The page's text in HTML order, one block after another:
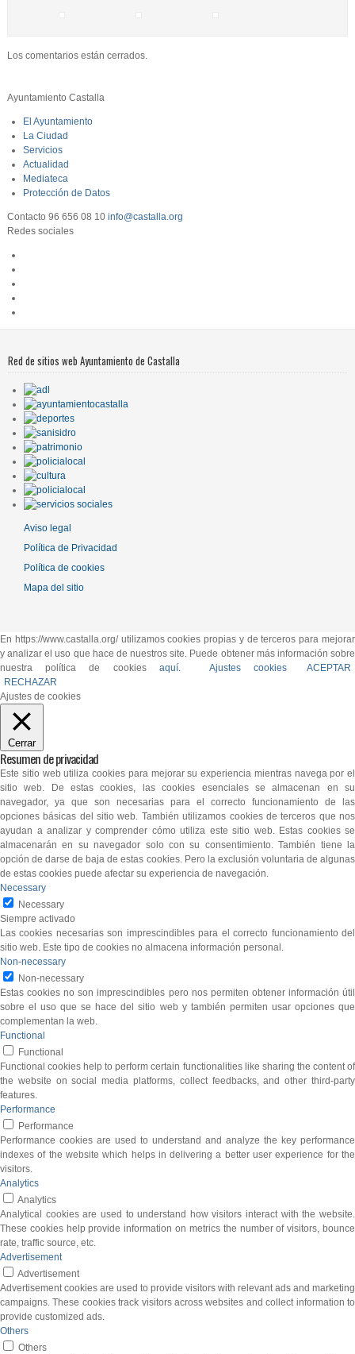
Los comentarios están cerrados.
Ayuntamiento Castalla
El Ayuntamiento
La Ciudad
Servicios
Actualidad
Mediateca
Protección de Datos
Contacto 96 656 08 10 info@castalla.org
Redes sociales
Red de sitios web Ayuntamiento de Castalla
Aviso legal
Política de Privacidad
Política de cookies
Mapa del sitio
En https://www.castalla.org/ utilizamos cookies propias y de terceros para mejorar
y analizar el uso que hace de nuestros site. Puede obtener más información sobre
nuestra política de cookies aquí. Ajustes cookies
ACEPTAR
RECHAZAR
Ajustes de cookies
Cerrar
Resumen de privacidad
Este sitio web utiliza cookies para mejorar su experiencia mientras navega por el
sitio web. De estas cookies, las cookies esenciales se almacenan en su
navegador, ya que son necesarias para el correcto funcionamiento de las
opciones básicas del sitio web. También utilizamos cookies de terceros que nos
ayudan a analizar y comprender cómo utiliza este sitio web. Estas cookies se
almacenarán en su navegador solo con su consentimiento. También tiene la
opción de darse de baja de estas cookies. Pero la exclusión voluntaria de algunas
de estas cookies puede afectar su experiencia de navegación.
Necessary
Necessary
Siempre activado
Las cookies necesarias son imprescindibles para el correcto funcionamiento del
sitio web. Este tipo de cookies no almacena información personal.
Non-necessary
Non-necessary
Estas cookies no son imprescindibles pero nos permiten obtener información útil
sobre el uso que se hace del sitio web y también permiten usar opciones que
complementan la web.
Functional
Functional
Functional cookies help to perform certain functionalities like sharing the content of
the website on social media platforms, collect feedbacks, and other third-party
features.
Performance
Performance
Performance cookies are used to understand and analyze the key performance
indexes of the website which helps in delivering a better user experience for the
visitors.
Analytics
Analytics
Analytical cookies are used to understand how visitors interact with the website.
These cookies help provide information on metrics the number of visitors, bounce
rate, traffic source, etc.
Advertisement
Advertisement
Advertisement cookies are used to provide visitors with relevant ads and marketing
campaigns. These cookies track visitors across websites and collect information to
provide customized ads.
Others
Others